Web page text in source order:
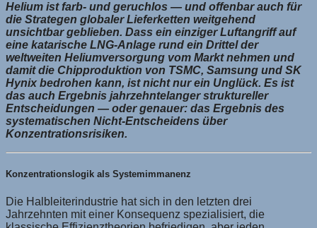
Helium ist farb- und geruchlos — und offenbar auch für
die Strategen globaler Lieferketten weitgehend
unsichtbar geblieben. Dass ein einziger Luftangriff auf
eine katarische LNG-Anlage rund ein Drittel der
weltweiten Heliumversorgung vom Markt nehmen und
damit die Chipproduktion von TSMC, Samsung und SK
Hynix bedrohen kann, ist nicht nur ein Unglück. Es ist
das auch Ergebnis jahrzehntelanger struktureller
Entscheidungen — oder genauer: das Ergebnis des
systematischen Nicht-Entscheidens über
Konzentrationsrisiken.
Konzentrationslogik als Systemimmanenz
Die Halbleiterindustrie hat sich in den letzten drei
Jahrzehnten mit einer Konsequenz spezialisiert, die